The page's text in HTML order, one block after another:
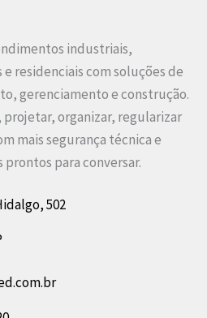
industriais,
residenciais com soluções de
gerenciamento e construção.
projetar, organizar, regularizar
mais segurança técnica e
para conversar.
502